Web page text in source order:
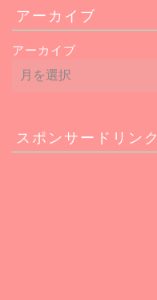
アーカイブ
アーカイブ
スポンサードリンク